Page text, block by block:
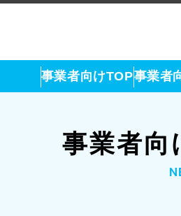
事業者向けTOP事業者
事業者向